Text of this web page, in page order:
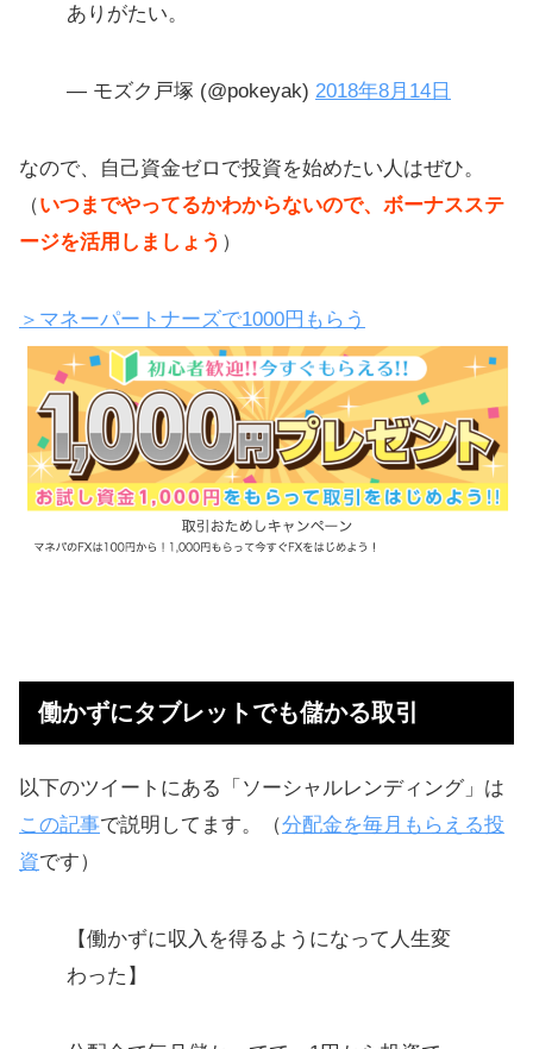
ありがたい。
— モズク戸塚 (@pokeyak) 2018年8月14日
なので、自己資金ゼロで投資を始めたい人はぜひ。
（いつまでやってるかわからないので、ボーナスステ
ージを活用しましょう ）
＞マネーパートナーズで1000円もらう
働かずにタブレットでも儲かる取引
以下のツイートにある「ソーシャルレンディング」は
この記事で説明してます。（分配金を毎月もらえる投
資です）
【働かずに収入を得るようになって人生変
わった】